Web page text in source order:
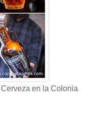
en la Colonia